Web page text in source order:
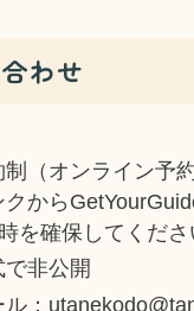
わせ
（オンライン予
から
を確保してくださ
非公開
：